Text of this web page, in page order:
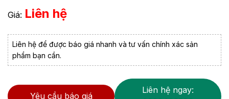
Giá: Liên hệ
Liên hệ để được báo giá nhanh và tư vấn chính xác sản
phẩm bạn cần.
Yêu cầu báo giá
Liên hệ ngay: